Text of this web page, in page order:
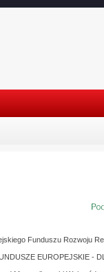
Funduszu Rozwoju
EUROPEJSKIE -